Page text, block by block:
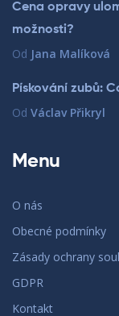
Cena opravy
možnosti?
Od Jana Malíková
Pískování zubů:
Od Václav Přikryl
Menu
O nás
Obecné podmínky
Zásady ochrany
GDPR
Kontakt